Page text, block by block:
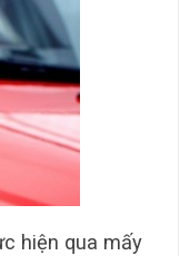
hiện qua mấy